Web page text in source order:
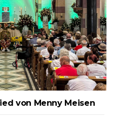
von Menny Meisen